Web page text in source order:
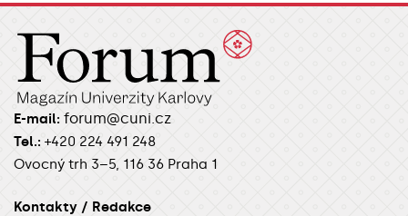
E-mail: forum@cuni.cz
Tel.: +420 224 491 248
Ovocný trh 3–5, 116 36 Praha 1
Kontakty / Redakce